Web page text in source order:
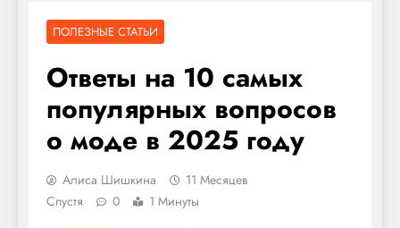
ПОЛЕЗНЫЕ СТАТЬИ
Ответы на 10 самых
популярных вопросов
о моде в 2025 году
Алиса Шишкина
11 Месяцев
Спустя
0 1 Минуты